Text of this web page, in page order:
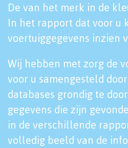
De van het merk in de
In het rapport dat voor u
voertuiggegevens inzien
Wij hebben met zorg de
voor u samengesteld
databases grondig te
gegevens die zijn
in de verschillende
volledig beeld van de